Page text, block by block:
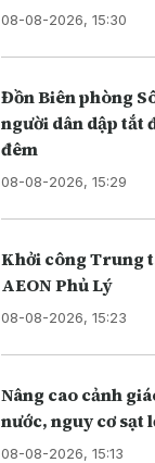
08-08-2026, 15:30
Đồn Biên phòng
người dân dập tắt
đêm
08-08-2026, 15:29
Khởi công Trung
AEON Phủ Lý
08-08-2026, 15:23
Nâng cao cảnh
nước, nguy cơ sạt
08-08-2026, 15:13